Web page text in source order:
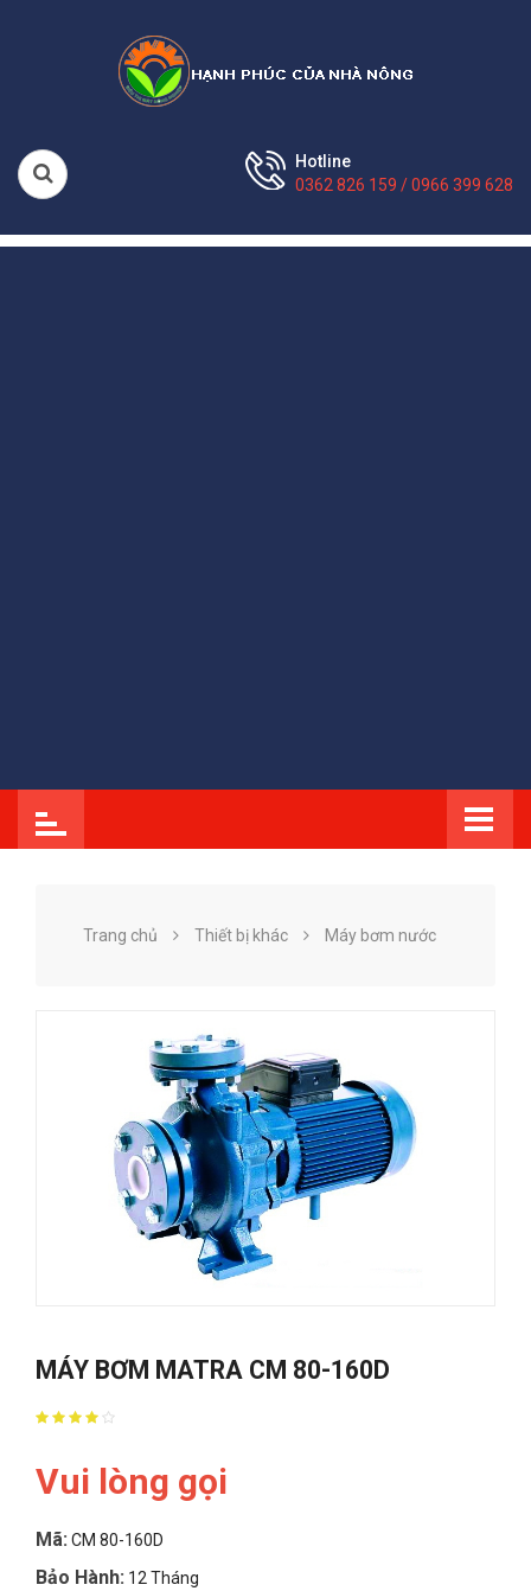
Hotline
0362 826 159 / 0966 399 628
Trang chủ Thiết bị khác Máy bơm nước
MÁY BƠM MATRA CM 80-160D
Vui lòng gọi
Mã: CM 80-160D
Bảo Hành: 12 Tháng